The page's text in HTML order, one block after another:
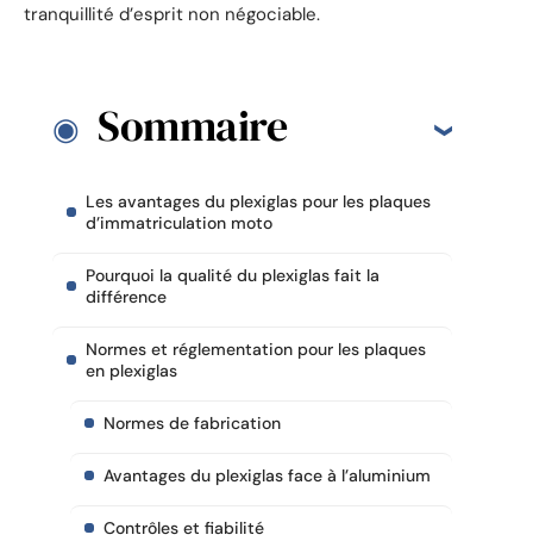
tranquillité d’esprit non négociable.
Sommaire
Les avantages du plexiglas pour les plaques
d’immatriculation moto
Pourquoi la qualité du plexiglas fait la
différence
Normes et réglementation pour les plaques
en plexiglas
Normes de fabrication
Avantages du plexiglas face à l’aluminium
Contrôles et fiabilité